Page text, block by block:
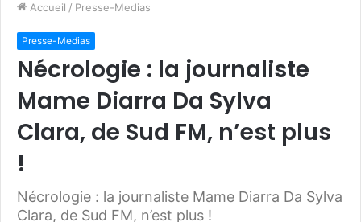
Accueil / Presse-Medias
Presse-Medias
Nécrologie : la journaliste
Mame Diarra Da Sylva
Clara, de Sud FM, n’est plus
!
Nécrologie : la journaliste Mame Diarra Da Sylva
Clara, de Sud FM, n’est plus !